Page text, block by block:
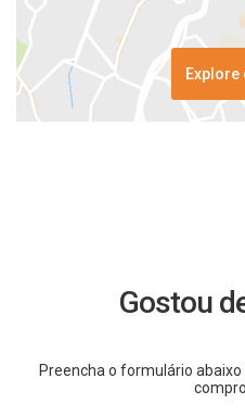
Explore
Gostou
Preencha o formulário